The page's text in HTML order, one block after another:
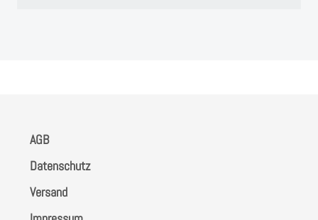
AGB
Datenschutz
Versand